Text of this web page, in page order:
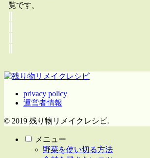
覧です。
privacy policy
運営者情報
© 2019 残り物リメイクレシピ.
メニュー
野菜を使い切る方法